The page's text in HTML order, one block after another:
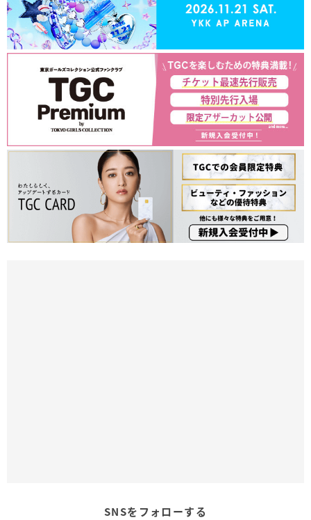
SNSをフォローする